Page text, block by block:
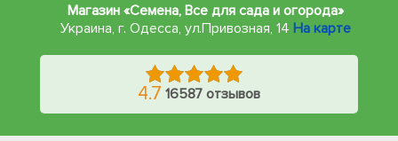
Магазин «Семена, Все для сада и огорода»
Украина, г. Одесса, ул.Привозная, 14 На карте
4.7 16587 отзывов